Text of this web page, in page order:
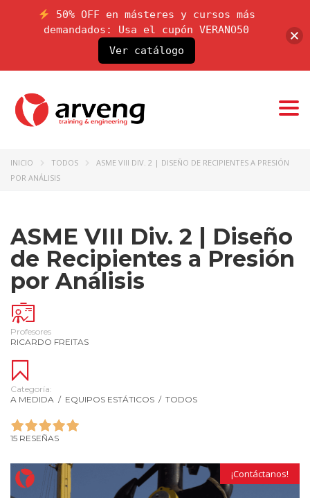
INICIO TODOS
ASME VIII DIV. 2 | DISEÑO DE RECIPIENTES A PRESIÓN
POR ANÁLISIS
ASME VIII Div. 2 | Diseño
de Recipientes a Presión
por Análisis
Profesores
RICARDO FREITAS
Categoría:
A MEDIDA / EQUIPOS ESTÁTICOS / TODOS
15 RESEÑAS
¡Contáctanos!
50% OFF en másteres y cursos más
demandados: Usa el cupón VERANO50
Ver catálogo